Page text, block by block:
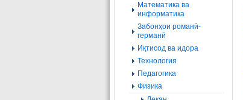
Mатематика ва
информатика
Забонҳои романӣ-
германӣ
Иқтисод ва идора
Технология
Педагогика
Физика